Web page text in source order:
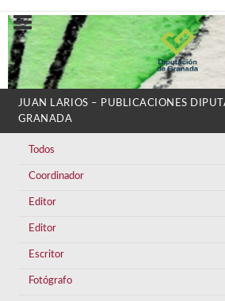
JUAN LARIOS – PUBLICACIONES
GRANADA
Todos
Coordinador
Editor
Editor
Escritor
Fotógrafo